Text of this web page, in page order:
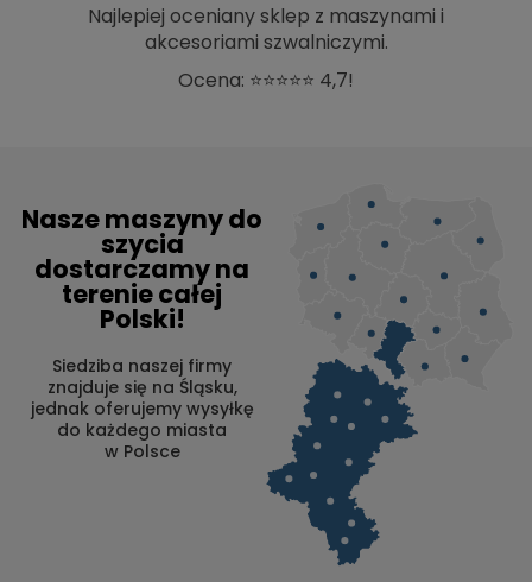
Najlepiej oceniany sklep z maszynami i
akcesoriami szwalniczymi.
Ocena: ⭐⭐⭐⭐⭐ 4,7!
Nasze maszyny do
szycia
dostarczamy na
terenie całej
Polski!
Siedziba naszej firmy
znajduje się na Śląsku,
jednak oferujemy wysyłkę
do każdego miasta
w Polsce